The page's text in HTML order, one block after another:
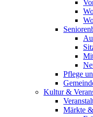
Pflege
Kultur &
Märkte